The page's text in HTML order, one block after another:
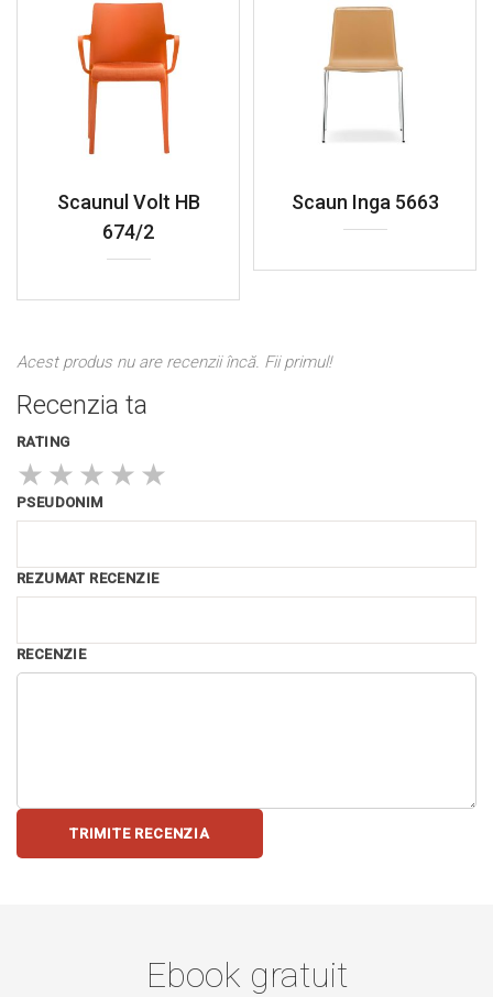
Scaunul Volt HB
674/2
Scaun Inga 5663
Acest produs nu are recenzii încă. Fii primul!
Recenzia ta
RATING
★ ★ ★ ★ ★
PSEUDONIM
REZUMAT RECENZIE
RECENZIE
TRIMITE RECENZIA
Ebook gratuit